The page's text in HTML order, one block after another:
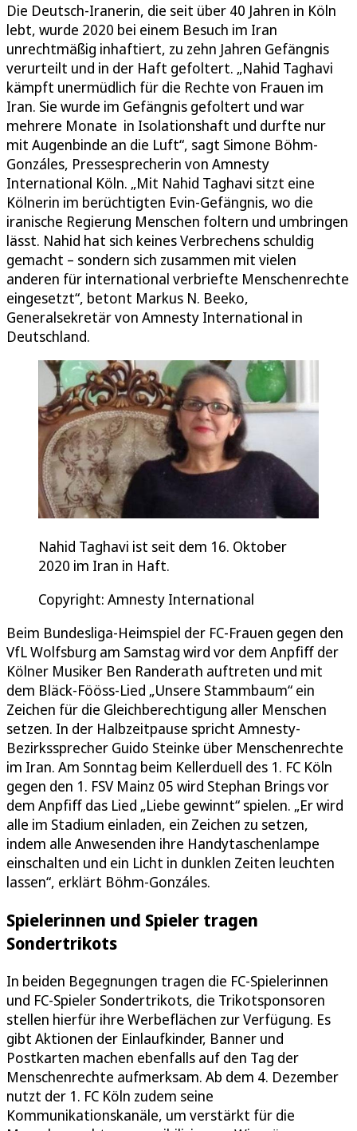
Die Deutsch-Iranerin, die seit über 40 Jahren in Köln
lebt, wurde 2020 bei einem Besuch im Iran
unrechtmäßig inhaftiert, zu zehn Jahren Gefängnis
verurteilt und in der Haft gefoltert. „Nahid Taghavi
kämpft unermüdlich für die Rechte von Frauen im
Iran. Sie wurde im Gefängnis gefoltert und war
mehrere Monate in Isolationshaft und durfte nur
mit Augenbinde an die Luft“, sagt Simone Böhm-
Gonzáles, Pressesprecherin von Amnesty
International Köln. „Mit Nahid Taghavi sitzt eine
Kölnerin im berüchtigten Evin-Gefängnis, wo die
iranische Regierung Menschen foltern und umbringen
lässt. Nahid hat sich keines Verbrechens schuldig
gemacht – sondern sich zusammen mit vielen
anderen für international verbriefte Menschenrechte
eingesetzt“, betont Markus N. Beeko,
Generalsekretär von Amnesty International in
Deutschland.
Nahid Taghavi ist seit dem 16. Oktober
2020 im Iran in Haft.
Copyright: Amnesty International
Beim Bundesliga-Heimspiel der FC-Frauen gegen den
VfL Wolfsburg am Samstag wird vor dem Anpfiff der
Kölner Musiker Ben Randerath auftreten und mit
dem Bläck-Fööss-Lied „Unsere Stammbaum“ ein
Zeichen für die Gleichberechtigung aller Menschen
setzen. In der Halbzeitpause spricht Amnesty-
Bezirkssprecher Guido Steinke über Menschenrechte
im Iran. Am Sonntag beim Kellerduell des 1. FC Köln
gegen den 1. FSV Mainz 05 wird Stephan Brings vor
dem Anpfiff das Lied „Liebe gewinnt“ spielen. „Er wird
alle im Stadium einladen, ein Zeichen zu setzen,
indem alle Anwesenden ihre Handytaschenlampe
einschalten und ein Licht in dunklen Zeiten leuchten
lassen“, erklärt Böhm-Gonzáles.
Spielerinnen und Spieler tragen
Sondertrikots
In beiden Begegnungen tragen die FC-Spielerinnen
und FC-Spieler Sondertrikots, die Trikotsponsoren
stellen hierfür ihre Werbeflächen zur Verfügung. Es
gibt Aktionen der Einlaufkinder, Banner und
Postkarten machen ebenfalls auf den Tag der
Menschenrechte aufmerksam. Ab dem 4. Dezember
nutzt der 1. FC Köln zudem seine
Kommunikationskanäle, um verstärkt für die